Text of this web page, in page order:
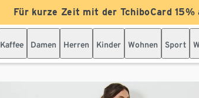
Für kurze Zeit mit der TchiboCard
Kaffee Damen Herren Kinder Wohnen Sport